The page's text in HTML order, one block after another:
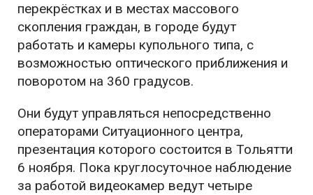
перекрёстках и в местах массового
скопления граждан, в городе будут
работать и камеры купольного типа, с
возможностью оптического приближения и
поворотом на 360 градусов.
Они будут управляться непосредственно
операторами Ситуационного центра,
презентация которого состоится в Тольятти
6 ноября. Пока круглосуточное наблюдение
за работой видеокамер ведут четыре